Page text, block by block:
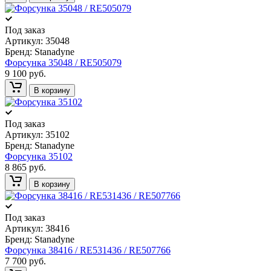
Под заказ
Артикул: 35048
Бренд: Stanadyne
Форсунка 35048 / RE505079
9 100 руб.
В корзину
Под заказ
Артикул: 35102
Бренд: Stanadyne
Форсунка 35102
8 865 руб.
В корзину
Под заказ
Артикул: 38416
Бренд: Stanadyne
Форсунка 38416 / RE531436 / RE507766
7 700 руб.